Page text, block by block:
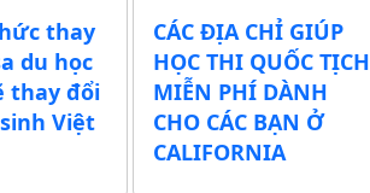
thay
du học
thay đổi
Việt
CÁC ĐỊA CHỈ GIÚP
HỌC THI QUỐC TỊCH
MIỄN PHÍ DÀNH
CHO CÁC BẠN Ở
CALIFORNIA